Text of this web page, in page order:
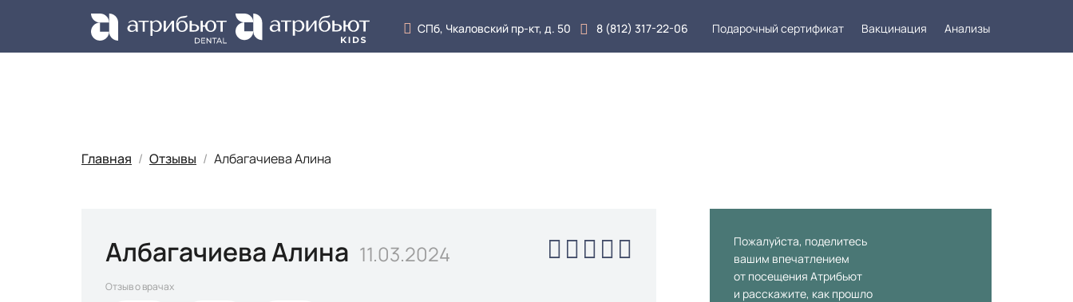
СПб, Чкаловский пр-кт, д. 50 8 (812) 317-22-06 Подарочный сертификат Вакцинация Анализы
Главная Отзывы Албагачиева Алина
Албагачиева Алина 11.03.2024
Отзыв о врачах
Пожалуйста, поделитесь
вашим впечатлением
от посещения Атрибьют
и расскажите, как прошло